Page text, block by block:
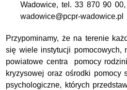
Wadowice, tel. 33 870 90
wadowice@pcpr-wadowice.pl
Przypominamy, że na terenie
się wiele instytucji pomocowych,
powiatowe centra pomocy
kryzysowej oraz ośrodki pomocy
psychologiczne, których